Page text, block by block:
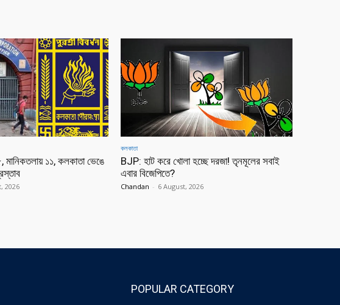
মানিকতলায় ১১, কলকাতা ভেঙে
2026
কলকাতা
BJP: হাট করে খোলা হচ্ছে দরজা! তৃনমূলের সবাই
এবার বিজেপিতে?
Chandan - 6 August, 2026
POPULAR CATEGORY